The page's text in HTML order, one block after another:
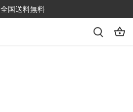
全国送料無料